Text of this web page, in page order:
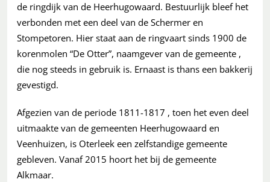
de ringdijk van de Heerhugowaard. Bestuurlijk bleef het
verbonden met een deel van de Schermer en
Stompetoren. Hier staat aan de ringvaart sinds 1900 de
korenmolen “De Otter”, naamgever van de gemeente ,
die nog steeds in gebruik is. Ernaast is thans een bakkerij
gevestigd.
Afgezien van de periode 1811-1817 , toen het even deel
uitmaakte van de gemeenten Heerhugowaard en
Veenhuizen, is Oterleek een zelfstandige gemeente
gebleven. Vanaf 2015 hoort het bij de gemeente
Alkmaar.